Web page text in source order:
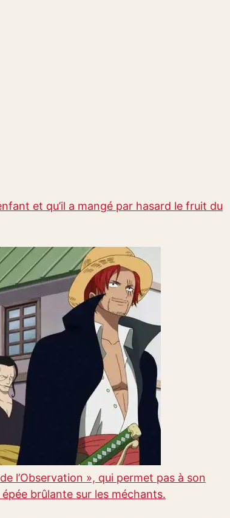
et qu’il a mangé par hasard le fruit du
l’Observation », qui permet pas à son
brûlante sur les méchants.